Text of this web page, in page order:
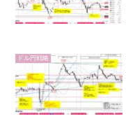
ドル円戦略